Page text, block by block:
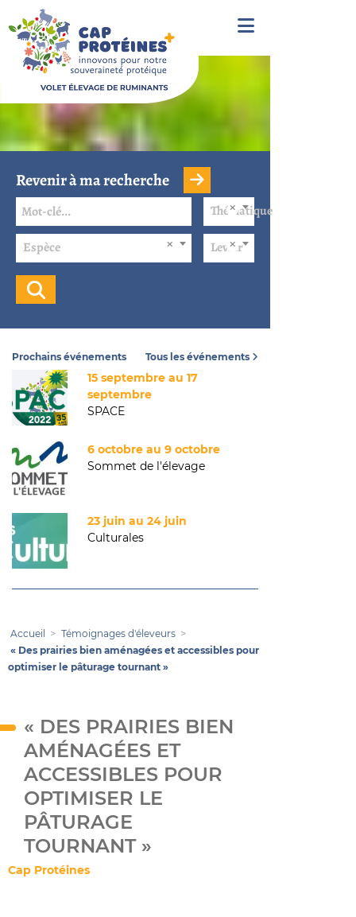
Revenir à ma recherche
Thématique
Espèce Levier
Prochains événements
15 septembre au 17
septembre
SPACE
6 octobre au 9 octobre
Sommet de l'élevage
23 juin au 24 juin
Culturales
Tous les événements
Accueil
Témoignages d'éleveurs
« Des prairies bien aménagées et accessibles pour
optimiser le pâturage tournant »
« DES PRAIRIES BIEN
AMÉNAGÉES ET
ACCESSIBLES POUR
OPTIMISER LE
PÂTURAGE
TOURNANT »
Cap Protéines